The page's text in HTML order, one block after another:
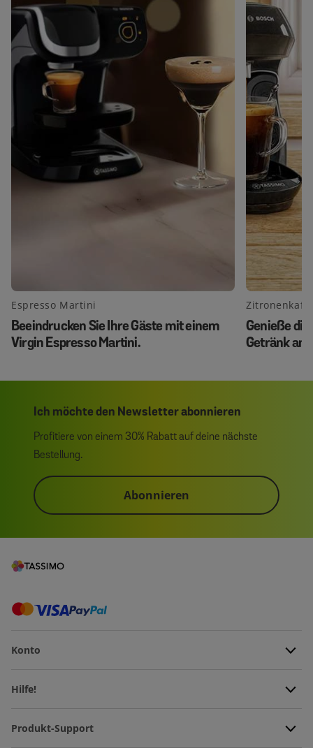
Espresso Martini
Beeindrucken Sie Ihre Gäste mit einem
Virgin Espresso Martini.
Genieße
Getränk an
Ich möchte den Newsletter abonnieren
Profitiere von einem 30% Rabatt auf deine nächste
Bestellung.
Abonnieren
Konto
Hilfe!
Produkt-Support